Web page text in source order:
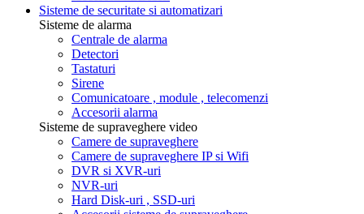
Sisteme de securitate si automatizari
Sisteme de alarma
Centrale de alarma
Detectori
Tastaturi
Sirene
Comunicatoare , module , telecomenzi
Accesorii alarma
Sisteme de supraveghere video
Camere de supraveghere
Camere de supraveghere IP si Wifi
DVR si XVR-uri
NVR-uri
Hard Disk-uri , SSD-uri